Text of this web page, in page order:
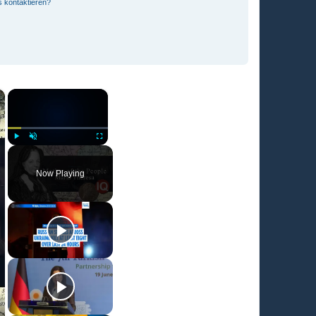
kontaktieren?
×
Unmute Fullscreen
Now Playing